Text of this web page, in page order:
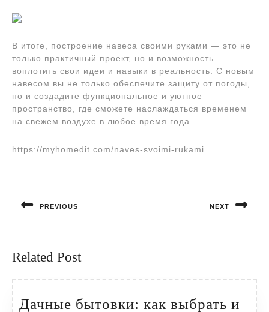
В итоге, построение навеса своими руками — это не
только практичный проект, но и возможность
воплотить свои идеи и навыки в реальность. С новым
навесом вы не только обеспечите защиту от погоды,
но и создадите функциональное и уютное
пространство, где сможете наслаждаться временем
на свежем воздухе в любое время года.
https://myhomedit.com/naves-svoimi-rukami
записям
PREVIOUS NEXT
Related Post
Дачные бытовки: как выбрать и